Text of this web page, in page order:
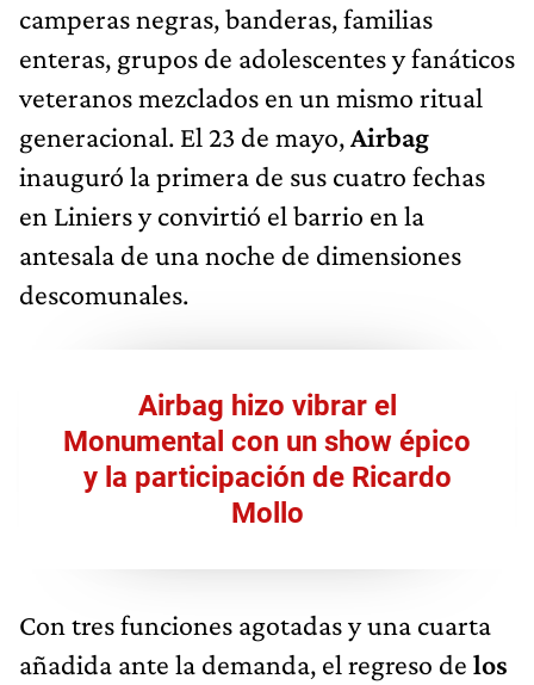
camperas negras, banderas, familias
enteras, grupos de adolescentes y fanáticos
veteranos mezclados en un mismo ritual
generacional. El 23 de mayo,Airbag
inauguró la primera de sus cuatro fechas
en Liniers y convirtió el barrio en la
antesala de una noche de dimensiones
descomunales.
Airbag hizo vibrar el
Monumental con un show épico
y la participación de Ricardo
Mollo
Con tres funciones agotadas y una cuarta
añadida ante la demanda, el regreso de los